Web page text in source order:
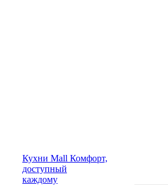
Кухни Mall Комфорт,
доступный
каждому